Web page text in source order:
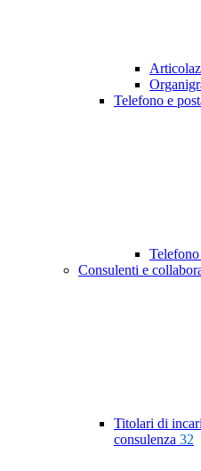
Telefono e
Telefono
Consulenti e
Titolari di
consulenza 32